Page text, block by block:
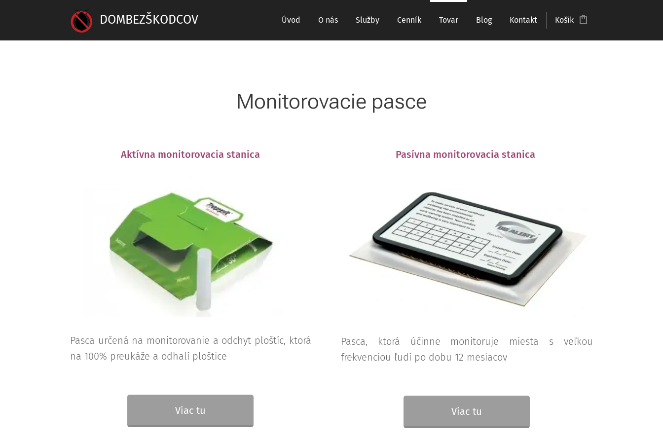
DOMBEZŠKODCOV Úvod O nás Služby Cenník Tovar Blog Kontakt Košík
Monitorovacie pasce
Aktívna monitorovacia stanica
Pasca určená na monitorovanie a odchyt ploštíc, ktorá
na 100% preukáže a odhalí ploštice
Viac tu
Pasívna monitorovacia stanica
Pasca, ktorá účinne monitoruje miesta s veľkou
frekvenciou ľudí po dobu 12 mesiacov
Viac tu